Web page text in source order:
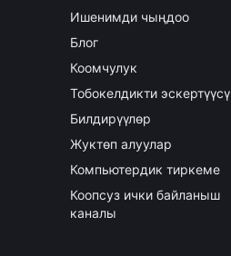
Ишенимди чыңдоо
Блог
Коомчулук
Тобокелдикти эскертүүсү
Билдирүүлөр
Жуктөп алуулар
Компьютердик тиркеме
Коопсуз ички байланыш
каналы